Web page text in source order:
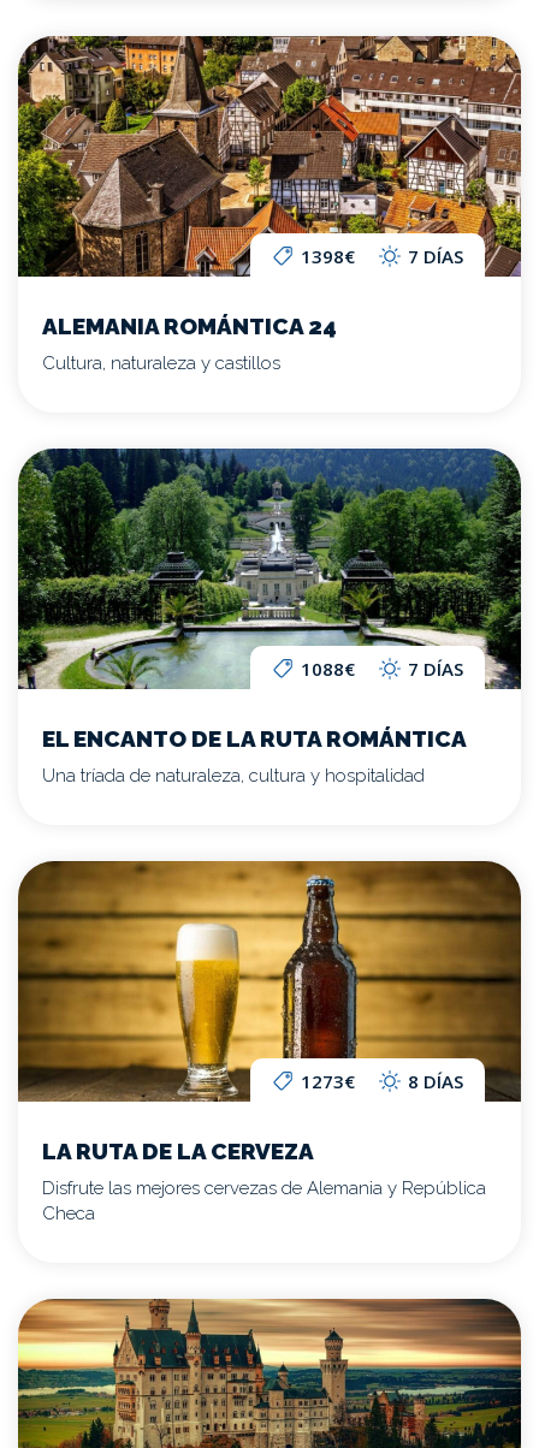
1398€ 7 DÍAS
ALEMANIA ROMÁNTICA 24
Cultura, naturaleza y castillos
1088€ 7 DÍAS
EL ENCANTO DE LA RUTA ROMÁNTICA
Una tríada de naturaleza, cultura y hospitalidad
1273€ 8 DÍAS
LA RUTA DE LA CERVEZA
Disfrute las mejores cervezas de Alemania y República
Checa